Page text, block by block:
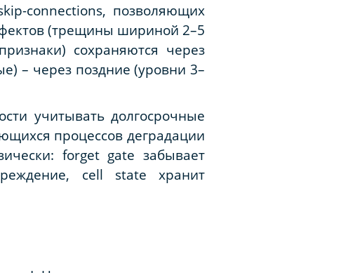
connections, позволяющих
(трещины шириной 2–5
сохраняются через
– через поздние (уровни 3–
учитывать долгосрочные
процессов деградации
forget gate забывает
cell state хранит